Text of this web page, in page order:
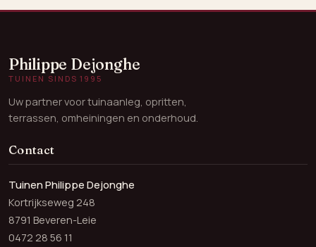
Philippe Dejonghe
TUINEN SINDS 1995
Uw partner voor tuinaanleg, opritten,
terrassen, omheiningen en onderhoud.
Contact
Tuinen Philippe Dejonghe
Kortrijkseweg 248
8791 Beveren-Leie
0472 28 56 11